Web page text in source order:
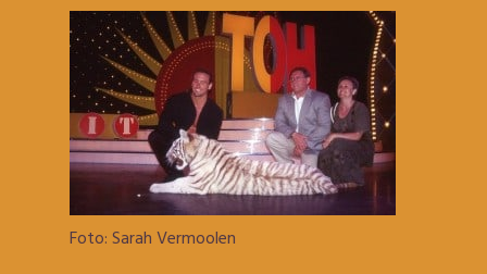
Foto: Sarah Vermoolen